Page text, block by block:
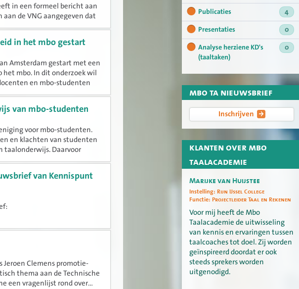
Publicaties
4
Presentaties
0
Analyse herziene KD's
(taaltaken)
0
mbo ta nieuwsbrief
Inschrijven
klanten over mbo
taalacademie
Marijke van Huijstee
Instelling: Rijn IJssel College
Functie: Projectleider Taal en Rekenen
Voor mij heeft de Mbo
Taalacademie de uitwisseling
van kennis en ervaringen tussen
taalcoaches tot doel. Zij worden
geïnspireerd doordat er ook
steeds sprekers worden
uitgenodigd.
in een formeel bericht aan
aan de VNG aangegeven dat
is.
in het mbo gestart
Amsterdam gestart met een
mbo. In dit onderzoek wil
en mbo-studenten
dagelijks leven en bij het
van mbo-studenten
voor mbo-studenten.
en klachten van studenten
taalonderwijs. Daarvoor
Taal en Rekenen en
van Kennispunt
Jeroen Clemens promotie-
thema aan de Technische
een vragenlijst rond over...